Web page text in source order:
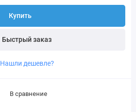
Купить
Быстрый заказ
Нашли дешевле?
В сравнение